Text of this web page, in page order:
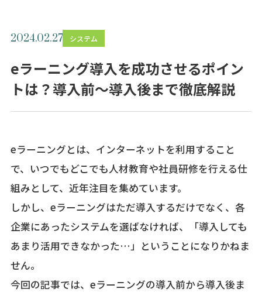
導入実績
コラム
会社概要
受付時間 平日 9：00～17：30
無料デモ・トライアル、その他お問合せ
2024.02.27 システム
eラーニング導入を成功させるポイン
トは？導入前～導入後まで徹底解説
eラーニングとは、インターネットを利用すること
で、いつでもどこでも人材教育や社員研修を行える仕
組みとして、近年注目を集めています。
しかし、eラーニングはただ導入するだけでなく、各
企業にあったシステムを選ばなければ、「導入しても
あまり活用できなかった…」ということになりかねま
せん。
今回の記事では、eラーニングの導入前から導入後ま